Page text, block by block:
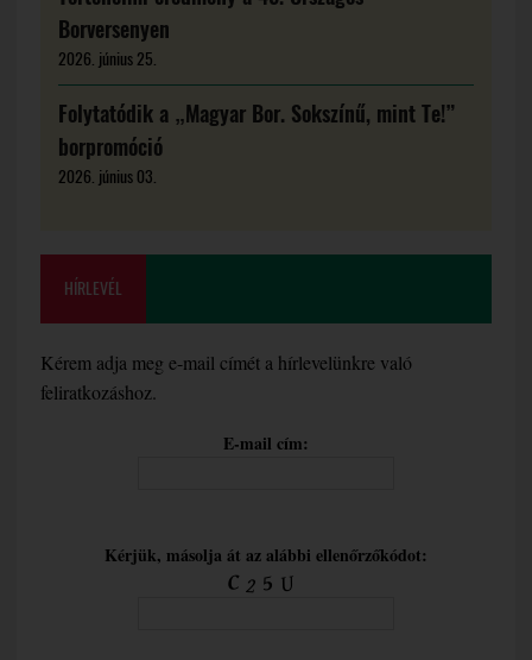
Borversenyen
2026. június 25.
Folytatódik a „Magyar Bor. Sokszínű, mint Te!”
borpromóció
2026. június 03.
HÍRLEVÉL
Kérem adja meg e-mail címét a hírlevelünkre való
feliratkozáshoz.
E-mail cím:
Kérjük, másolja át az alábbi ellenőrzőkódot: